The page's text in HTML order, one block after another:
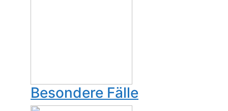
Besondere Fälle